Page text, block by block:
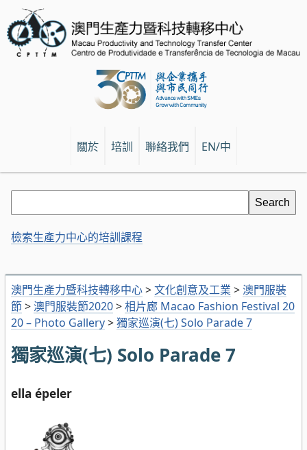
關於 培訓 聯絡我們 EN/中
澳門生產力暨科技轉移中心>文化創意及工業 > 澳門服裝
節> 澳門服裝節2020>相片廊 Macao Fashion Festival 20
20 – Photo Gallery>獨家巡演(七) Solo Parade 7
獨家巡演(七) Solo Parade 7
ella épeler
檢索生產力中心的培訓課程